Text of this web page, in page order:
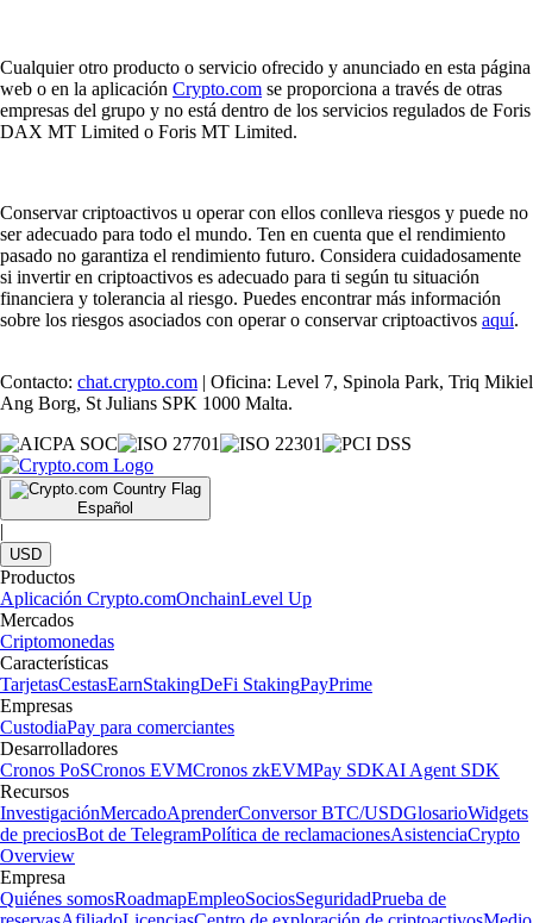
Cualquier otro producto o servicio ofrecido y anunciado en esta página
web o en la aplicación Crypto.com se proporciona a través de otras
empresas del grupo y no está dentro de los servicios regulados de Foris
DAX MT Limited o Foris MT Limited.
Conservar criptoactivos u operar con ellos conlleva riesgos y puede no
ser adecuado para todo el mundo. Ten en cuenta que el rendimiento
pasado no garantiza el rendimiento futuro. Considera cuidadosamente
si invertir en criptoactivos es adecuado para ti según tu situación
financiera y tolerancia al riesgo. Puedes encontrar más información
sobre los riesgos asociados con operar o conservar criptoactivos aquí.
Contacto: chat.crypto.com | Oficina: Level 7, Spinola Park, Triq Mikiel
Ang Borg, St Julians SPK 1000 Malta.
Español
|
USD
Productos
Aplicación Crypto.comOnchainLevel Up
Mercados
Criptomonedas
Características
TarjetasCestasEarnStakingDeFi StakingPayPrime
Empresas
CustodiaPay para comerciantes
Desarrolladores
Cronos PoSCronos EVMCronos zkEVMPay SDKAI Agent SDK
Recursos
InvestigaciónMercadoAprenderConversor BTC/USDGlosarioWidgets
de preciosBot de TelegramPolítica de reclamacionesAsistenciaCrypto
Overview
Empresa
Quiénes somosRoadmapEmpleoSociosSeguridadPrueba de